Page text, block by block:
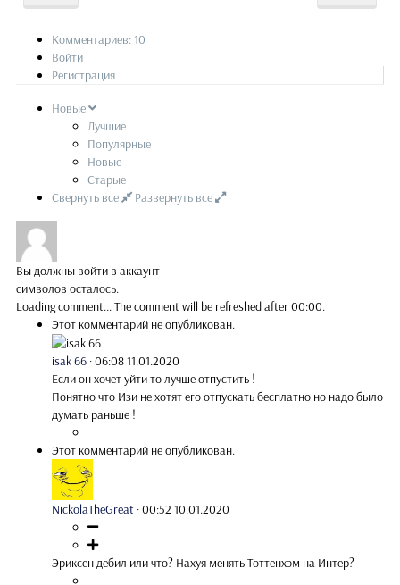
Комментариев: 10
Войти
Регистрация
Новые
Лучшие
Популярные
Новые
Старые
Свернуть все
Развернуть все
Вы должны войти в аккаунт
символов осталось.
Loading comment...The comment will be refreshed after00:00.
Этот комментарий не опубликован.
isak 66 ·06:08 11.01.2020
Если он хочет уйти то лучше отпустить !
Понятно что Изи не хотят его отпускать бесплатно но надо было
думать раньше !
Этот комментарий не опубликован.
NickolaTheGreat ·00:52 10.01.2020
Эриксен дебил или что? Нахуя менять Тоттенхэм на Интер?